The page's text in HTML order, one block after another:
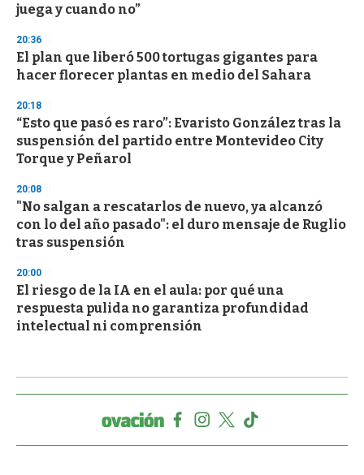
juega y cuando no”
20:36
El plan que liberó 500 tortugas gigantes para
hacer florecer plantas en medio del Sahara
20:18
“Esto que pasó es raro”: Evaristo González tras la
suspensión del partido entre Montevideo City
Torque y Peñarol
20:08
"No salgan a rescatarlos de nuevo, ya alcanzó
con lo del año pasado": el duro mensaje de Ruglio
tras suspensión
20:00
El riesgo de la IA en el aula: por qué una
respuesta pulida no garantiza profundidad
intelectual ni comprensión